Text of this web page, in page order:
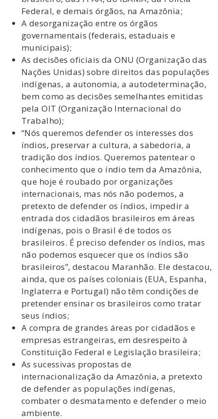
Federal, e demais órgãos, na Amazônia;
A desorganização entre os órgãos
governamentais (federais, estaduais e
municipais);
As decisões oficiais da ONU (Organização das
Nações Unidas) sobre direitos das populações
indígenas, a autonomia, a autodeterminação,
bem como as decisões semelhantes emitidas
pela OIT (Organização Internacional do
Trabalho);
“Nós queremos defender os interesses dos
índios, preservar a cultura, a sabedoria, a
tradição dos índios. Queremos patentear o
conhecimento que o índio tem da Amazônia,
que hoje é roubado por organizações
internacionais, mas nós não podemos, a
pretexto de defender os índios, impedir a
entrada dos cidadãos brasileiros em áreas
indígenas, pois o Brasil é de todos os
brasileiros. É preciso defender os índios, mas
não podemos esquecer que os índios são
brasileiros”, destacou Maranhão. Ele destacou,
ainda, que os países coloniais (EUA, Espanha,
Inglaterra e Portugal) não têm condições de
pretender ensinar os brasileiros como tratar
seus índios;
A compra de grandes áreas por cidadãos e
empresas estrangeiras, em desrespeito à
Constituição Federal e Legislação brasileira;
As sucessivas propostas de
internacionalização da Amazônia, a pretexto
de defender as populações indígenas,
combater o desmatamento e defender o meio
ambiente.